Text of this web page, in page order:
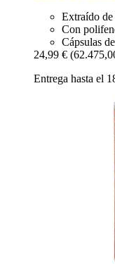
Extraído
Con
Cápsulas
24,99 €
Entrega hasta el